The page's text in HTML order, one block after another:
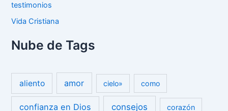
testimonios
Vida Cristiana
Nube de Tags
aliento amor cielo» como
confianza en Dios consejos corazón